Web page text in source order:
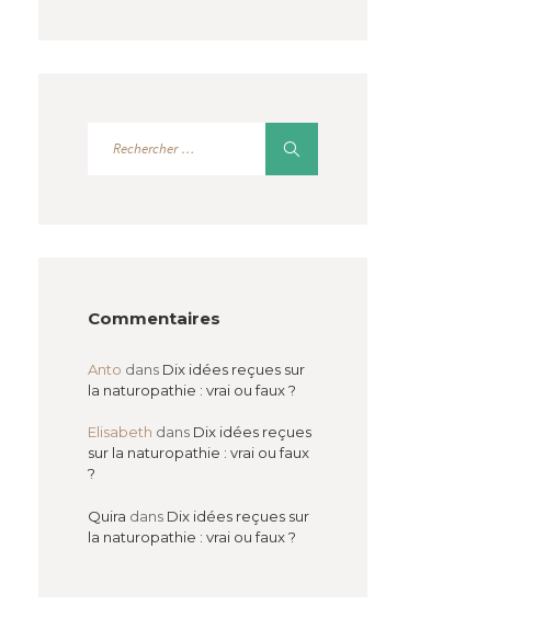
Commentaires
Anto dans Dix idées reçues sur
la naturopathie : vrai ou faux ?
Elisabeth dans Dix idées reçues
sur la naturopathie : vrai ou faux
?
Quira dans Dix idées reçues sur
la naturopathie : vrai ou faux ?